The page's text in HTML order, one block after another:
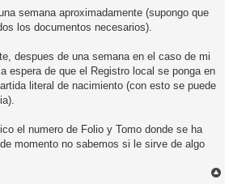
semana aproximadamente (supongo que
los documentos necesarios).
despues de una semana en el caso de mi
espera de que el Registro local se ponga en
literal de nacimiento (con esto se puede
el numero de Folio y Tomo donde se ha
momento no sabemos si le sirve de algo